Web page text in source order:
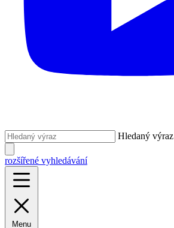
Hledaný výraz
rozšířené vyhledávání
Menu